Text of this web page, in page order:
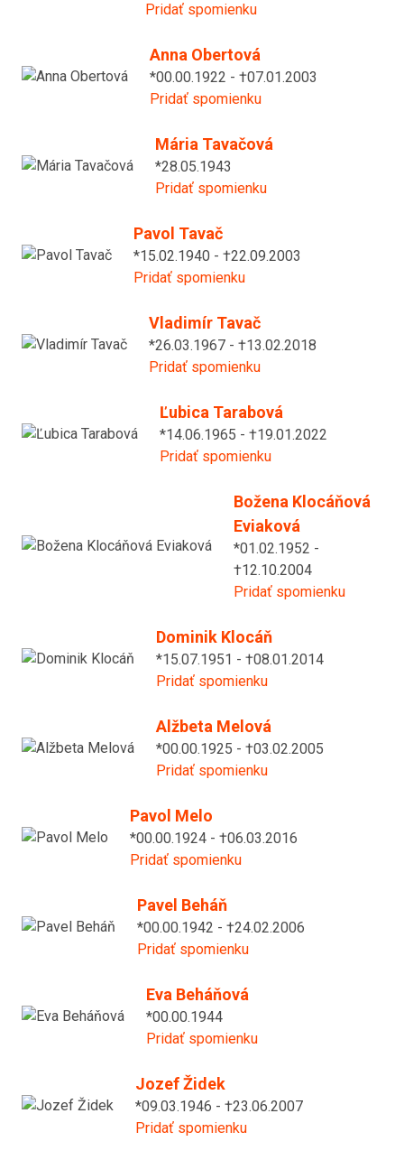
Pridať spomienku
Anna Obertová
*00.00.1922 - †07.01.2003
Pridať spomienku
Mária Tavačová
*28.05.1943
Pridať spomienku
Pavol Tavač
*15.02.1940 - †22.09.2003
Pridať spomienku
Vladimír Tavač
*26.03.1967 - †13.02.2018
Pridať spomienku
Ľubica Tarabová
*14.06.1965 - †19.01.2022
Pridať spomienku
Božena Klocáňová
Eviaková
*01.02.1952 -
†12.10.2004
Pridať spomienku
Dominik Klocáň
*15.07.1951 - †08.01.2014
Pridať spomienku
Alžbeta Melová
*00.00.1925 - †03.02.2005
Pridať spomienku
Pavol Melo
*00.00.1924 - †06.03.2016
Pridať spomienku
Pavel Beháň
*00.00.1942 - †24.02.2006
Pridať spomienku
Eva Beháňová
*00.00.1944
Pridať spomienku
Jozef Židek
*09.03.1946 - †23.06.2007
Pridať spomienku